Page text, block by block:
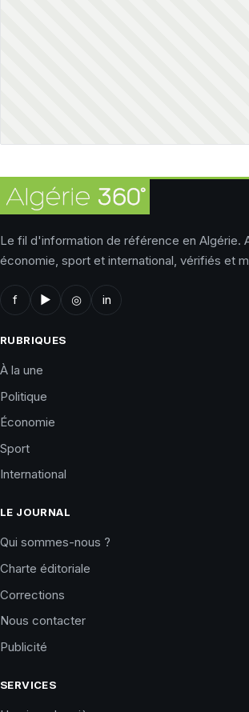
Le fil d'information de référence en Algérie.
économie, sport et international, vérifiés et
f ▶ ◎ in
RUBRIQUES
À la une
Politique
Économie
Sport
International
LE JOURNAL
Qui sommes-nous ?
Charte éditoriale
Corrections
Nous contacter
Publicité
SERVICES